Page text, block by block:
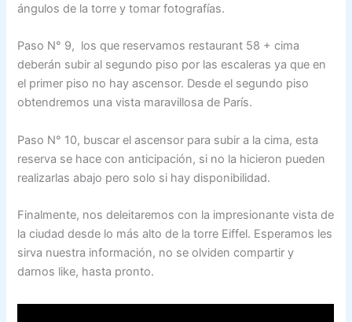
ángulos de la torre y tomar fotografías.
Paso N° 9, los que reservamos restaurant 58 + cima
deberán subir al segundo piso por las escaleras ya que en
el primer piso no hay ascensor. Desde el segundo piso
obtendremos una vista maravillosa de París.
Paso N° 10, buscar el ascensor para subir a la cima, esta
reserva se hace con anticipación, si no la hicieron pueden
realizarlas abajo pero solo si hay disponibilidad.
Finalmente, nos deleitaremos con la impresionante vista de
la ciudad desde lo más alto de la torre Eiffel. Esperamos les
sirva nuestra información, no se olviden compartir y
darnos like, hasta pronto.